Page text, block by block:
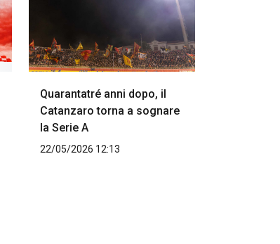
Quarantatré anni dopo, il
Catanzaro torna a sognare
la Serie A
22/05/2026 12:13